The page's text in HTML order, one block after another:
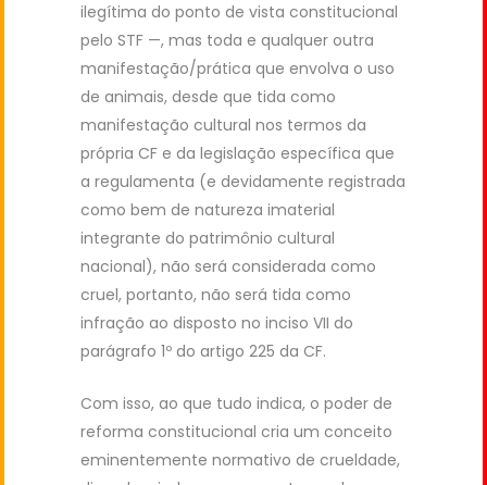
ilegítima do ponto de vista constitucional
pelo STF —, mas toda e qualquer outra
manifestação/prática que envolva o uso
de animais, desde que tida como
manifestação cultural nos termos da
própria CF e da legislação específica que
a regulamenta (e devidamente registrada
como bem de natureza imaterial
integrante do patrimônio cultural
nacional), não será considerada como
cruel, portanto, não será tida como
infração ao disposto no inciso VII do
parágrafo 1º do artigo 225 da CF.
Com isso, ao que tudo indica, o poder de
reforma constitucional cria um conceito
eminentemente normativo de crueldade,